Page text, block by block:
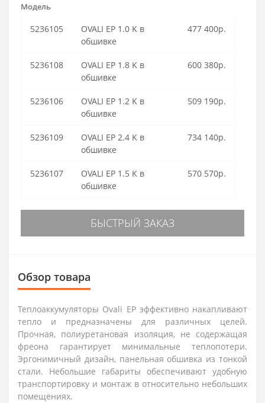
Модель
5236105
OVALI EP 1.0 K в
обшивке
477 400р.
5236108
OVALI EP 1.8 K в
обшивке
600 380р.
5236106
OVALI EP 1.2 K в
обшивке
509 190р.
5236109
OVALI EP 2.4 K в
обшивке
734 140р.
5236107
OVALI EP 1.5 K в
обшивке
570 570р.
БЫСТРЫЙ ЗАКАЗ
Обзор товара
Теплоаккумуляторы Ovali EP эффективно накапливают
тепло и предназначены для различных целей.
Прочная, полиуретановая изоляция, не содержащая
фреона гарантирует минимальные теплопотери.
Эргонимичный дизайн, панельная обшивка из тонкой
стали. Небольшие габариты обеспечивают удобную
транспортировку и монтаж в относительно небольших
помещениях.